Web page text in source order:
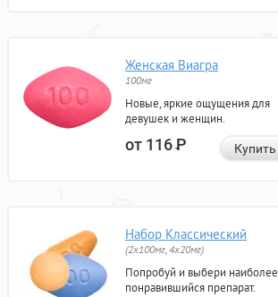
Женская Виагра
100мг
Новые, яркие ощущения для
девушек и женщин.
от 116Р Купить
Набор Классический
(2x100мг, 4x20мг)
Попробуй и выбери наиболее
понравившийся препарат.